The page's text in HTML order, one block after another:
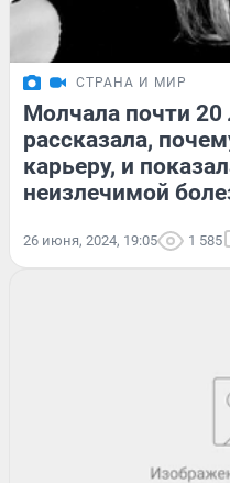
СТРАНА И МИР
Молчала почти
рассказала,
карьеру, и
неизлечимой
26 июня, 2024, 19:05 1 585